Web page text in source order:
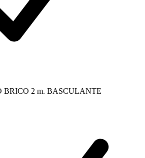
2 m. BASCULANTE